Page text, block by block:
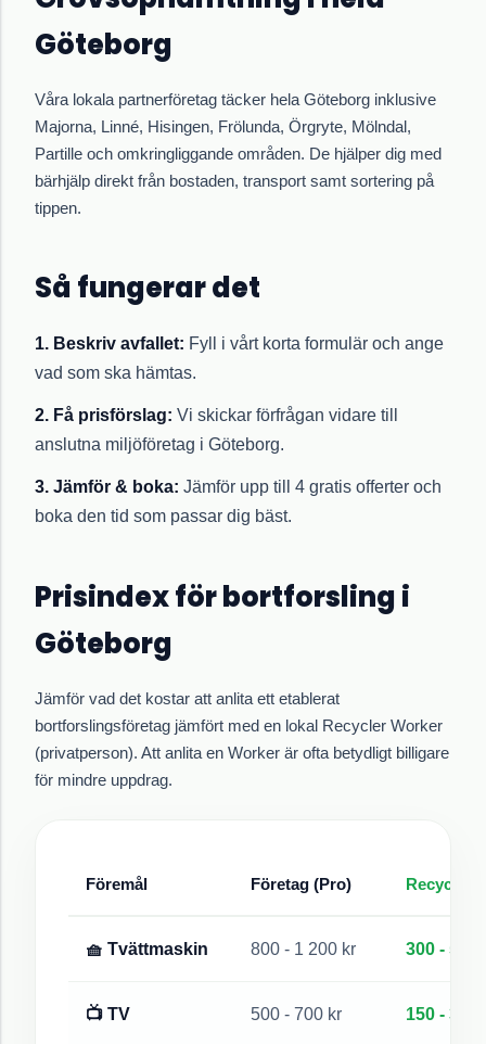
Göteborg
Våra lokala partnerföretag täcker hela Göteborg inklusive
Majorna, Linné, Hisingen, Frölunda, Örgryte, Mölndal,
Partille och omkringliggande områden. De hjälper dig med
bärhjälp direkt från bostaden, transport samt sortering på
tippen.
Så fungerar det
Beskriv avfallet: Fyll i vårt korta formulär och ange
vad som ska hämtas.
Få prisförslag: Vi skickar förfrågan vidare till
anslutna miljöföretag i Göteborg.
Jämför & boka: Jämför upp till 4 gratis offerter och
boka den tid som passar dig bäst.
Prisindex för bortforsling i
Göteborg
Jämför vad det kostar att anlita ett etablerat
bortforslingsföretag jämfört med en lokal Recycler Worker
(privatperson). Att anlita en Worker är ofta betydligt billigare
för mindre uppdrag.
Föremål Företag (Pro) Recycler
🧺 Tvättmaskin 800 - 1 200 kr 300 - 500
📺 TV 500 - 700 kr 150 - 300